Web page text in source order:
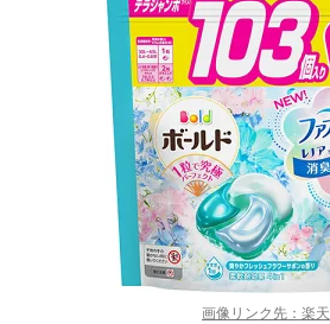
画像リンク先：楽天